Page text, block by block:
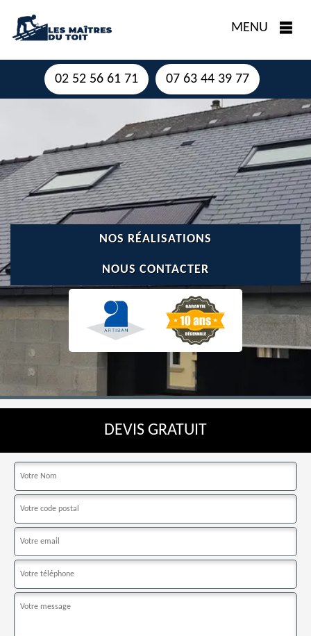
MENU
02 52 56 61 71 07 63 44 39 77
NOS RÉALISATIONS
NOUS CONTACTER
DEVIS GRATUIT